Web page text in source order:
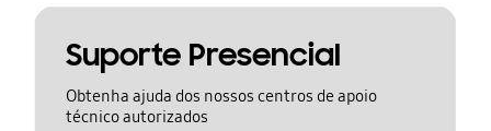
Suporte Presencial
Obtenha ajuda dos nossos centros de apoio
técnico autorizados